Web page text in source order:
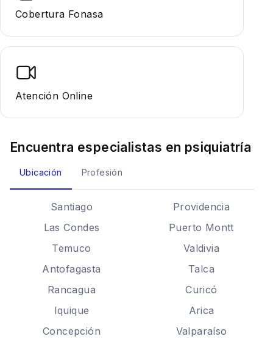
Cobertura Fonasa
Atención Online
Encuentra especialistas en psiquiatría
Ubicación Profesión
Santiago
Providencia
Las Condes
Puerto Montt
Temuco
Valdivia
Antofagasta
Talca
Rancagua
Curicó
Iquique
Arica
Concepción
Valparaíso